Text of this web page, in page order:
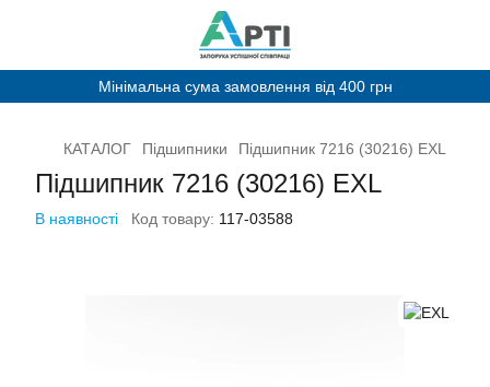
Мінімальна сума замовлення від 400 грн
КАТАЛОГ Підшипники Підшипник 7216 (30216) EXL
Підшипник 7216 (30216) EXL
В наявності Код товару: 117-03588